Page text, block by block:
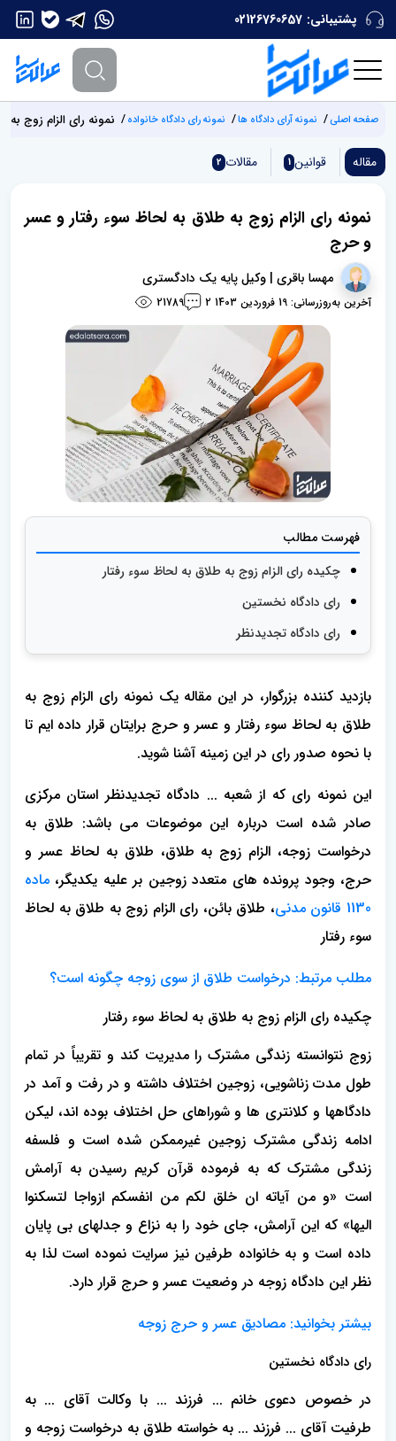
پشتیبانی: 02126760657
صفحه اصلی نمونه آرای دادگاه ها نمونه رای دادگاه خانواده نمونه رای الزام زوج
مقاله قوانین 1 مقالات 2
نمونه رای الزام زوج به طلاق به لحاظ سوء رفتار و عسر
و حرج
مهسا باقری | وکیل پایه یک دادگستری
آخرین به‌روزرسانی: 19 فروردین 1403 2
21789
فهرست مطالب
چکیده رای الزام زوج به طلاق به لحاظ سوء رفتار
رای دادگاه نخستین
رای دادگاه تجدیدنظر
بازدید کننده بزرگوار، در این مقاله یک نمونه رای الزام زوج به
طلاق به لحاظ سوء رفتار و عسر و حرج برایتان قرار داده ایم تا
با نحوه صدور رای در این زمینه آشنا شوید.
این نمونه رای که از شعبه ... دادگاه تجدیدنظر استان مرکزی
صادر شده است درباره این موضوعات می باشد: طلاق به
درخواست زوجه، الزام زوج به طلاق، طلاق به لحاظ عسر و
حرج، وجود پرونده های متعدد زوجین بر علیه یکدیگر، ماده
1130 قانون مدنی
، طلاق بائن، رای الزام زوج به طلاق به لحاظ
سوء رفتار
مطلب مرتبط: درخواست طلاق از سوی زوجه چگونه است؟
چکیده رای الزام زوج به طلاق به لحاظ سوء رفتار
زوج نتوانسته زندگی مشترک را مدیریت کند و تقریباً در تمام
طول مدت زناشویی، زوجین اختلاف داشته و در رفت و آمد در
دادگاهها و کلانتری ها و شوراهای حل اختلاف بوده اند، لیکن
ادامه زندگی مشترک زوجین غیرممکن شده است و فلسفه
زندگی مشترک که به فرموده قرآن کریم رسیدن به آرامش
است «و من آیاته ان خلق لکم من انفسکم ازواجا لتسکنوا
الیها» که این آرامش، جای خود را به نزاع و جدلهای بی پایان
داده است و به خانواده طرفین نیز سرایت نموده است لذا به
نظر این دادگاه زوجه در وضعیت عسر و حرج قرار دارد.
بیشتر بخوانید: مصادیق عسر و حرج زوجه
رای دادگاه نخستین
در خصوص دعوی خانم ... فرزند ... با وکالت آقای ... به
طرفیت آقای ... فرزند ... به خواسته طلاق به درخواست زوجه و